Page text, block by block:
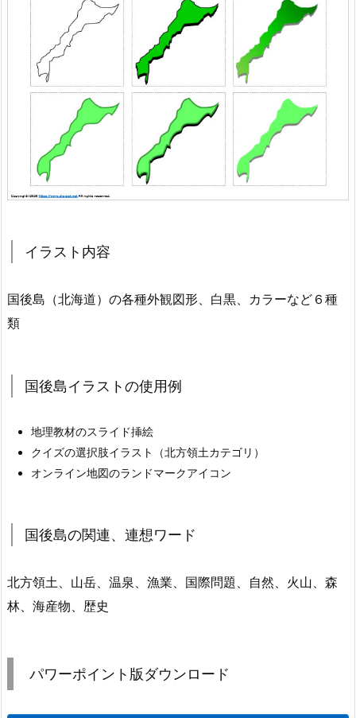
イラスト内容
国後島（北海道）の各種外観図形、白黒、カラーなど６種
類
国後島イラストの使用例
地理教材のスライド挿絵
クイズの選択肢イラスト（北方領土カテゴリ）
オンライン地図のランドマークアイコン
国後島の関連、連想ワード
北方領土、山岳、温泉、漁業、国際問題、自然、火山、森
林、海産物、歴史
パワーポイント版ダウンロード